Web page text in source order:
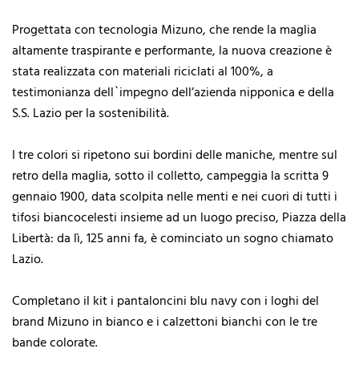
Progettata con tecnologia Mizuno, che rende la maglia
altamente traspirante e performante, la nuova creazione è
stata realizzata con materiali riciclati al 100%, a
testimonianza dell`impegno dell’azienda nipponica e della
S.S. Lazio per la sostenibilità.
I tre colori si ripetono sui bordini delle maniche, mentre sul
retro della maglia, sotto il colletto, campeggia la scritta 9
gennaio 1900, data scolpita nelle menti e nei cuori di tutti i
tifosi biancocelesti insieme ad un luogo preciso, Piazza della
Libertà: da lì, 125 anni fa, è cominciato un sogno chiamato
Lazio.
Completano il kit i pantaloncini blu navy con i loghi del
brand Mizuno in bianco e i calzettoni bianchi con le tre
bande colorate.